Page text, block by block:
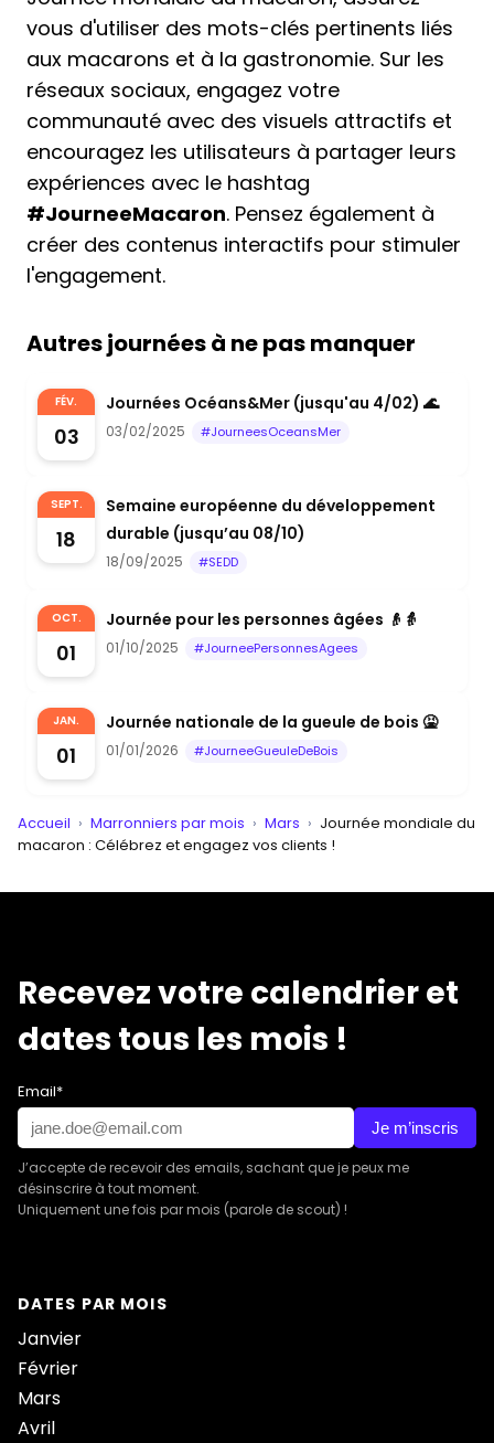
vous d'utiliser des mots-clés pertinents liés
aux macarons et à la gastronomie. Sur les
réseaux sociaux, engagez votre
communauté avec des visuels attractifs et
encouragez les utilisateurs à partager leurs
expériences avec le hashtag
#JourneeMacaron. Pensez également à
créer des contenus interactifs pour stimuler
l'engagement.
Autres journées à ne pas manquer
FÉV.
03
Journées Océans&Mer (jusqu'au 4/02) 🌊
03/02/2025 #JourneesOceansMer
SEPT.
18
Semaine européenne du développement
durable (jusqu’au 08/10)
18/09/2025 #SEDD
OCT.
01
Journée pour les personnes âgées 👴👵
01/10/2025 #JourneePersonnesAgees
JAN.
01
Journée nationale de la gueule de bois 🤮
01/01/2026 #JourneeGueuleDeBois
Accueil › Marronniers par mois › Mars › Journée mondiale du
macaron : Célébrez et engagez vos clients !
Recevez votre calendrier et
dates tous les mois !
Email*
Je m’inscris
J’accepte de recevoir des emails, sachant que je peux me
désinscrire à tout moment.
Uniquement une fois par mois (parole de scout) !
DATES PAR MOIS
Janvier
Février
Mars
Avril